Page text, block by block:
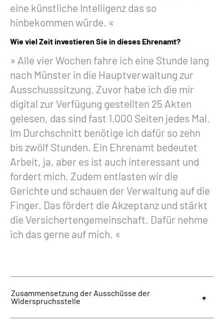
eine künstliche Intelligenz das so
hinbekommen würde.
Wie viel Zeit investieren Sie in dieses Ehrenamt?
Alle vier Wochen fahre ich eine Stunde lang
nach Münster in die Hauptverwaltung zur
Ausschusssitzung. Zuvor habe ich die mir
digital zur Verfügung gestellten 25 Akten
gelesen, das sind fast 1.000 Seiten jedes Mal.
Im Durchschnitt benötige ich dafür so zehn
bis zwölf Stunden. Ein Ehrenamt bedeutet
Arbeit, ja, aber es ist auch interessant und
fordert mich. Zudem entlasten wir die
Gerichte und schauen der Verwaltung auf die
Finger. Das fördert die Akzeptanz und stärkt
die Versichertengemeinschaft. Dafür nehme
ich das gerne auf mich.
Zusammensetzung der Ausschüsse der
Widerspruchsstelle